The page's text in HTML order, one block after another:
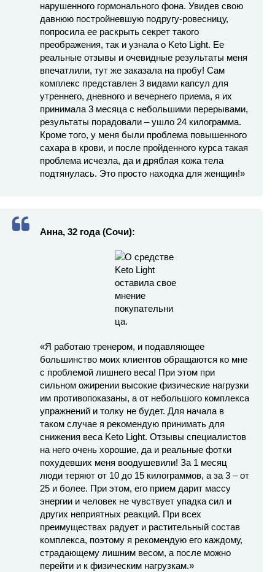
нарушенного гормонального фона. Увидев свою
давнюю постройневшую подругу-ровесницу,
попросила ее раскрыть секрет такого
преображения, так и узнала о Keto Light. Ее
реальные отзывы и очевидные результаты меня
впечатлили, тут же заказала на пробу! Сам
комплекс представлен 3 видами капсул для
утреннего, дневного и вечернего приема, я их
принимала 3 месяца с небольшими перерывами,
результаты порадовали – ушло 24 килограмма.
Кроме того, у меня были проблема повышенного
сахара в крови, и после пройденного курса такая
проблема исчезла, да и дряблая кожа тела
подтянулась. Это просто находка для женщин!»
Анна, 32 года (Сочи):
«Я работаю тренером, и подавляющее
большинство моих клиентов обращаются ко мне
с проблемой лишнего веса! При этом при
сильном ожирении высокие физические нагрузки
им противопоказаны, а от небольшого комплекса
упражнений и толку не будет. Для начала в
таком случае я рекомендую принимать для
снижения веса Keto Light. Отзывы специалистов
на него очень хорошие, да и реальные фотки
похудевших меня воодушевили! За 1 месяц
люди теряют от 10 до 15 килограммов, а за 3 – от
25 и более. При этом, его прием дарит массу
энергии и человек не чувствует упадка сил и
других неприятных реакций. При всех
преимуществах радует и растительный состав
комплекса, поэтому я рекомендую его каждому,
страдающему лишним весом, а после можно
перейти и к физическим нагрузкам.»